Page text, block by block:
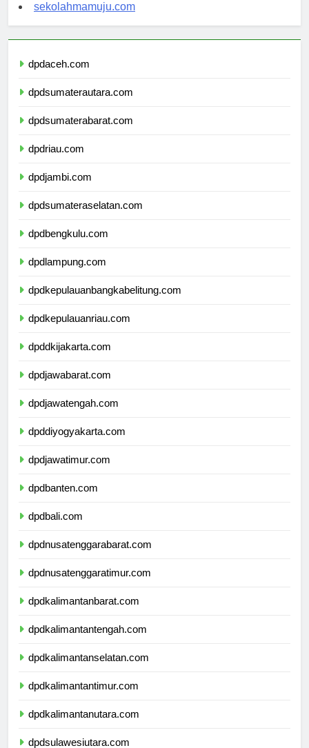
sekolahmamuju.com
dpdaceh.com
dpdsumaterautara.com
dpdsumaterabarat.com
dpdriau.com
dpdjambi.com
dpdsumateraselatan.com
dpdbengkulu.com
dpdlampung.com
dpdkepulauanbangkabelitung.com
dpdkepulauanriau.com
dpddkijakarta.com
dpdjawabarat.com
dpdjawatengah.com
dpddiyogyakarta.com
dpdjawatimur.com
dpdbanten.com
dpdbali.com
dpdnusatenggarabarat.com
dpdnusatenggaratimur.com
dpdkalimantanbarat.com
dpdkalimantantengah.com
dpdkalimantanselatan.com
dpdkalimantantimur.com
dpdkalimantanutara.com
dpdsulawesiutara.com